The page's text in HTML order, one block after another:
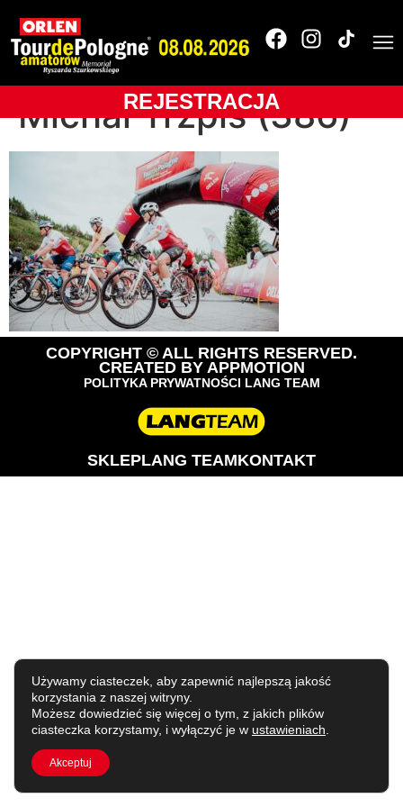
REJESTRACJA
OLTR-2025-
BUKOVINA Resort-
Michał Trzpis (386)
COPYRIGHT © ALL RIGHTS RESERVED.
CREATED BY APPMOTION
POLITYKA PRYWATNOŚCI LANG TEAM
SKLEPLANG TEAMKONTAKT
Używamy ciasteczek, aby zapewnić najlepszą jakość
korzystania z naszej witryny.
Możesz dowiedzieć się więcej o tym, z jakich plików
ciasteczka korzystamy, i wyłączyć je w ustawieniach
Akceptuj